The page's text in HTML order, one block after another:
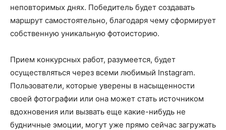
неповторимых днях. Победитель будет создавать
маршрут самостоятельно, благодаря чему сформирует
собственную уникальную фотоисторию.
Прием конкурсных работ, разумеется, будет
осуществляться через всеми любимый Instagram.
Пользователи, которые уверены в насыщенности
своей фотографии или она может стать источником
вдохновения или вызвать еще какие-нибудь не
будничные эмоции, могут уже прямо сейчас загружать